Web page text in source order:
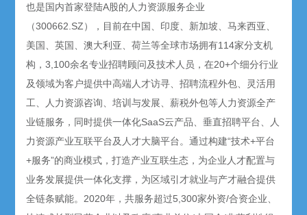
也是国内首家登陆A股的人力资源服务企业
（300662.SZ），目前在中国、印度、新加坡、马来西亚、
美国、英国、澳大利亚、荷兰等全球市场拥有114家分支机
构，3,100余名专业招聘顾问及技术人员，在20+个细分行业
及领域为客户提供中高端人才访寻、招聘流程外包、灵活用
工、人力资源咨询、培训与发展、薪税外包等人力资源全产
业链服务，同时提供一体化SaaS云产品、垂直招聘平台、人
力资源产业互联平台及人才大脑平台。通过构建“技术+平台
+服务”的商业模式，打造产业互联生态，为企业人才配置与
业务发展提供一体化支撑，为区域引才就业与产才融合提供
全链条赋能。2020年，共服务超过5,300家外资/合资企业、